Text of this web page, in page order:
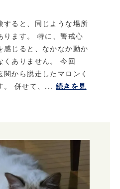
すると、同じような場所
ります。 特に、警戒心
感じると、なかなか動か
くありません。 今回
から脱走したマロンく
。 併せて、... 続きを見